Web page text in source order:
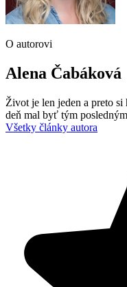
O autorovi
Alena Čabáková
Život je len jeden a preto
deň mal byť tým
Všetky články autora